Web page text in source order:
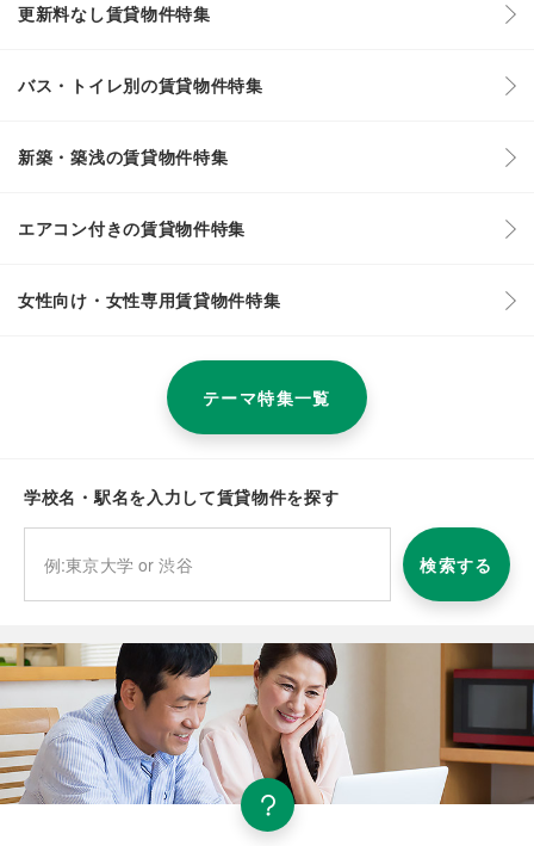
更新料なし賃貸物件特集
バス・トイレ別の賃貸物件特集
新築・築浅の賃貸物件特集
エアコン付きの賃貸物件特集
女性向け・女性専用賃貸物件特集
テーマ特集一覧
学校名・駅名を入力して賃貸物件を探す
検索する